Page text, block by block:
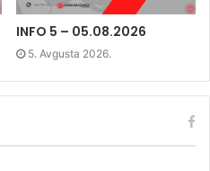
INFO 5 – 05.08.2026
5. Avgusta 2026.